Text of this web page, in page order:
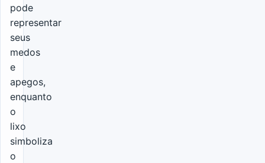
pode
representar
seus
medos
e
apegos,
enquanto
o
lixo
simboliza
o